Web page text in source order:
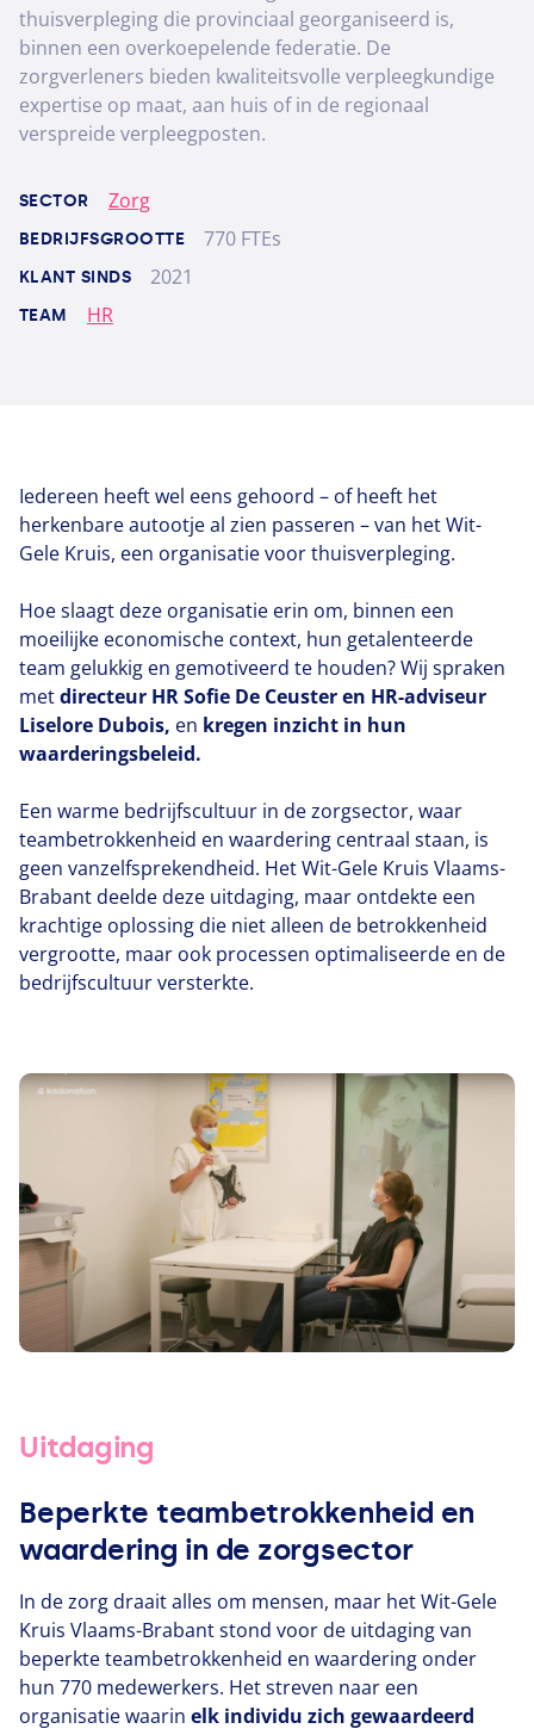
thuisverpleging die provinciaal georganiseerd is,
binnen een overkoepelende federatie. De
zorgverleners bieden kwaliteitsvolle verpleegkundige
expertise op maat, aan huis of in de regionaal
verspreide verpleegposten.
SECTOR Zorg
BEDRIJFSGROOTTE 770 FTEs
KLANT SINDS 2021
TEAM HR
Iedereen heeft wel eens gehoord – of heeft het
herkenbare autootje al zien passeren – van het Wit-
Gele Kruis, een organisatie voor thuisverpleging.
Hoe slaagt deze organisatie erin om, binnen een
moeilijke economische context, hun getalenteerde
team gelukkig en gemotiveerd te houden? Wij spraken
metdirecteur HRSofie De Ceuster en HR-adviseur
Liselore Dubois, en kregen inzicht in hun
waarderingsbeleid.
Een warme bedrijfscultuur in de zorgsector, waar
teambetrokkenheid en waardering centraal staan, is
geen vanzelfsprekendheid. Het Wit-Gele Kruis Vlaams-
Brabant deelde deze uitdaging, maar ontdekte een
krachtige oplossing die niet alleen de betrokkenheid
vergrootte, maar ook processen optimaliseerde en de
bedrijfscultuur versterkte.
Uitdaging
Beperkte teambetrokkenheid en
waardering in de zorgsector
In de zorg draait alles om mensen, maar het Wit-Gele
Kruis Vlaams-Brabant stond voor de uitdaging van
beperkte teambetrokkenheid en waardering onder
hun 770 medewerkers. Het streven naar een
organisatie waarin elk individu zich gewaardeerd